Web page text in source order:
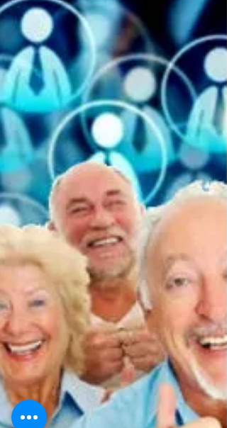
Este artículo explora cómo el coaching y la
cultura organizacional se convierten en el
verdadero motor de las empresas. A través de
ejemplos reales de ROI Agile, se muestran los
impactos, soluciones y beneficios de integrar
coaching en todos los niveles. Cierra con
preguntas de reflexión para que las
organizaciones evalúen su estado actual y
conclusiones contundentes sobre el poder de
la cultura.